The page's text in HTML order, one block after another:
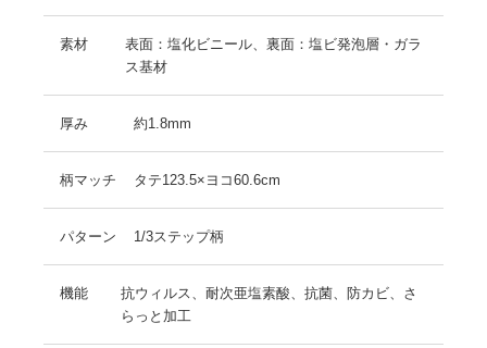
素材
表面：塩化ビニール、裏面：塩ビ発泡層・ガラ
ス基材
厚み 約1.8mm
柄マッチ タテ123.5×ヨコ60.6cm
パターン 1/3ステップ柄
機能
抗ウィルス、耐次亜塩素酸、抗菌、防カビ、さ
らっと加工